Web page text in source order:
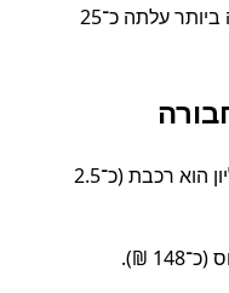
סביב 1.1 שעות. האפשרות הזולה ביותר עלתה כ־25
המסלול הקצר בממוצע מפריז לליון הוא רכבת (כ־2.5
₪).